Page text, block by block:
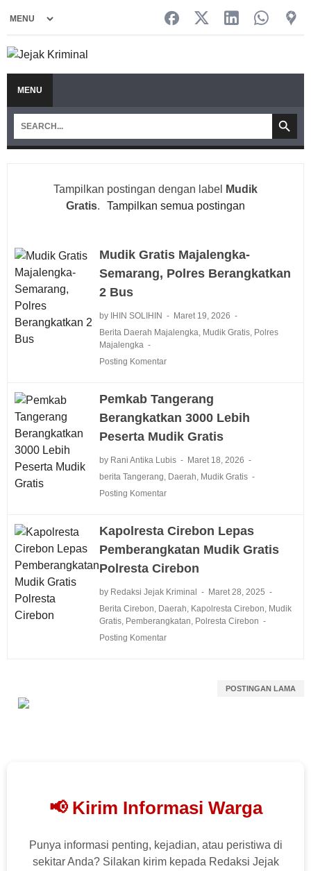
MENU
Tampilkan postingan dengan label
Mudik
Gratis. Tampilkan semua postingan
Mudik Gratis Majalengka-
Semarang, Polres Berangkatkan
2 Bus
by IHIN SOLIHIN
Maret 19, 2026
Berita Daerah Majalengka Mudik Gratis, Polres
Majalengka
Posting Komentar
Pemkab Tangerang
Berangkatkan 3000 Lebih
Peserta Mudik Gratis
by Rani Antika Lubis
Maret 18, 2026
berita Tangerang Daerah Mudik Gratis
Posting Komentar
Kapolresta Cirebon Lepas
Pemberangkatan Mudik Gratis
Polresta Cirebon
by Redaksi Jejak Kriminal
Maret 28, 2025
Berita Cirebon Daerah Kapolresta Cirebon Mudik
Gratis, Pemberangkatan Polresta Cirebon
Posting Komentar
POSTINGAN LAMA
📢 Kirim Informasi Warga
Punya informasi penting, kejadian, atau peristiwa di
sekitar Anda? Silakan kirim kepada Redaksi Jejak